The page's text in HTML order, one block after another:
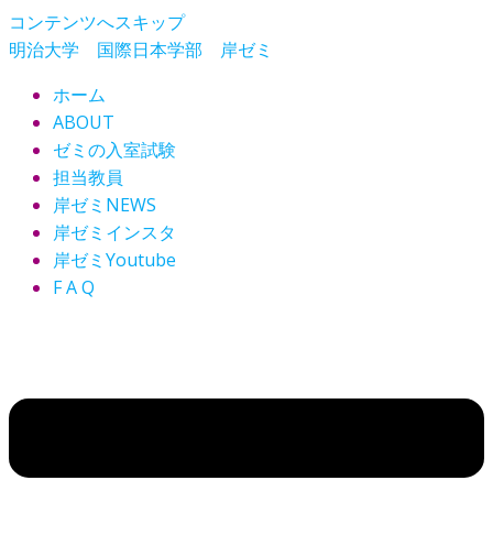
コンテンツへスキップ
明治大学 国際日本学部 岸ゼミ
ホーム
ABOUT
ゼミの入室試験
担当教員
岸ゼミNEWS
岸ゼミインスタ
岸ゼミYoutube
F A Q